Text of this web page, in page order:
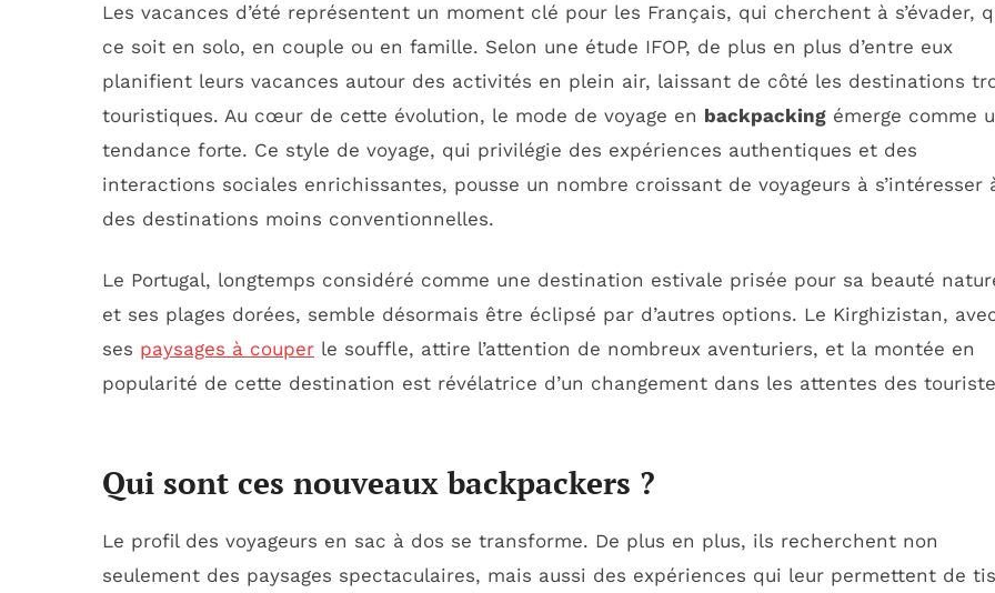
Les vacances d’été représentent un moment clé pour les Français, qui cherchent à s’évader,
ce soit en solo, en couple ou en famille. Selon une étude IFOP, de plus en plus d’entre eux
planifient leurs vacances autour des activités en plein air, laissant de côté les destinations
touristiques. Au cœur de cette évolution, le mode de voyage en backpacking émerge comme
tendance forte. Ce style de voyage, qui privilégie des expériences authentiques et des
interactions sociales enrichissantes, pousse un nombre croissant de voyageurs à s’intéresser
des destinations moins conventionnelles.
Le Portugal, longtemps considéré comme une destination estivale prisée pour sa beauté
et ses plages dorées, semble désormais être éclipsé par d’autres options. Le Kirghizistan,
ses paysages à couper le souffle, attire l’attention de nombreux aventuriers, et la montée en
popularité de cette destination est révélatrice d’un changement dans les attentes des
Qui sont ces nouveaux backpackers ?
Le profil des voyageurs en sac à dos se transforme. De plus en plus, ils recherchent non
seulement des paysages spectaculaires, mais aussi des expériences qui leur permettent de